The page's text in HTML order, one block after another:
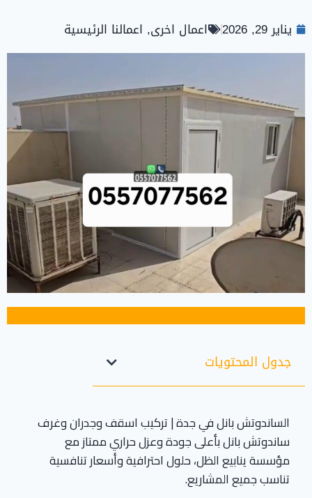
يناير 29, 2026 اعمال اخرى, اعمالنا الرئيسية
جدول المحتويات
الساندوتش بانل في جدة | تركيب اسقف وجدران وغرف
ساندوتش بانل بأعلى جودة وعزل حراري ممتاز مع
مؤسسة ينابيع الظل، حلول احترافية وأسعار تنافسية
تناسب جميع المشاريع.